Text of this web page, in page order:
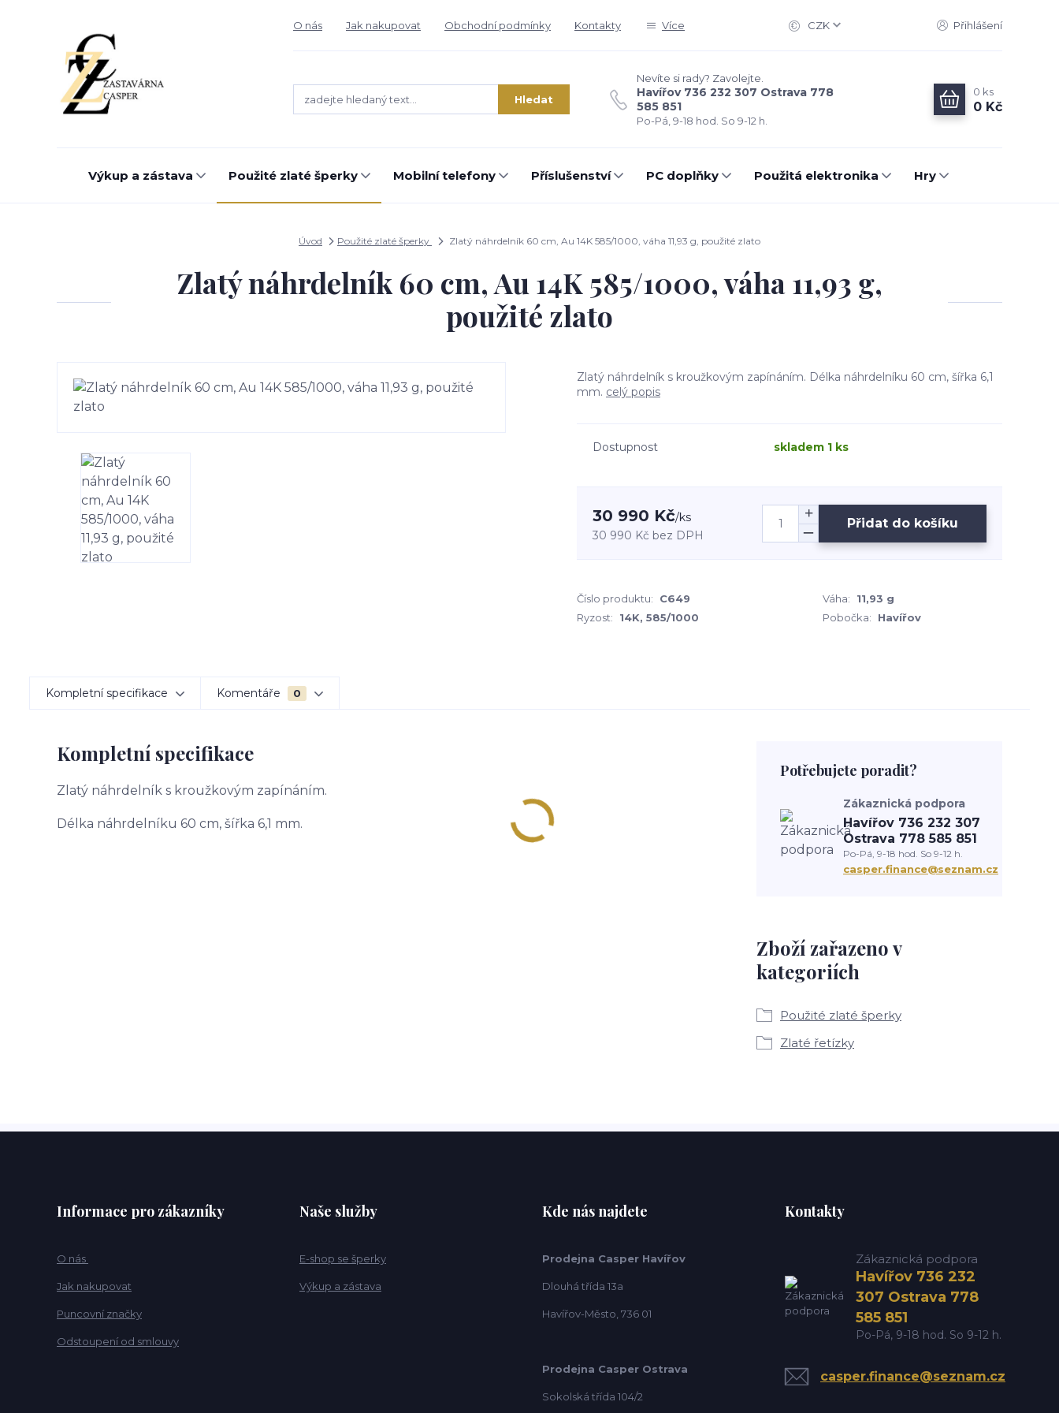
O nás Jak nakupovat Obchodní podmínky Kontakty Více CZK Přihlášení
Hledat
Nevíte si rady? Zavolejte.
Havířov 736 232 307 Ostrava 778
585 851
Po-Pá, 9-18 hod. So 9-12 h.
0 ks
0 Kč
Výkup a zástava Použité zlaté šperky Mobilní telefony Příslušenství PC doplňky Použitá elektronika Hry
Úvod Použité zlaté šperky Zlatý náhrdelník 60 cm, Au 14K 585/1000, váha 11,93 g, použité zlato
Zlatý náhrdelník 60 cm, Au 14K 585/1000, váha 11,93 g,
použité zlato
Zlatý náhrdelník s kroužkovým zapínáním. Délka náhrdelníku 60 cm, šířka 6,1
mm. celý popis
Dostupnost skladem 1 ks
30 990 Kč/ks
30 990 Kč bez DPH
Přidat do košíku
Číslo produktu: C649 Váha:
11,93 g
Ryzost:
14K, 585/1000 Pobočka: Havířov
Kompletní specifikace Komentáře 0
Kompletní specifikace
Zlatý náhrdelník s kroužkovým zapínáním.
Délka náhrdelníku 60 cm, šířka 6,1 mm.
Zboží zařazeno v
kategoriích
Použité zlaté šperky
Zlaté řetízky
Potřebujete poradit?
Zákaznická podpora
Havířov 736 232 307
Ostrava 778 585 851
Po-Pá, 9-18 hod. So 9-12 h.
casper.finance@seznam.cz
Informace pro zákazníky
O nás
Jak nakupovat
Puncovní značky
Odstoupení od smlouvy
Naše služby
E-shop se šperky
Výkup a zástava
Kde nás najdete
Prodejna Casper Havířov
Dlouhá třída 13a
Havířov-Město, 736 01
Prodejna Casper Ostrava
Sokolská třída 104/2
Kontakty
Zákaznická podpora
Havířov 736 232
307 Ostrava 778
585 851
Po-Pá, 9-18 hod. So 9-12 h.
casper.finance@seznam.cz